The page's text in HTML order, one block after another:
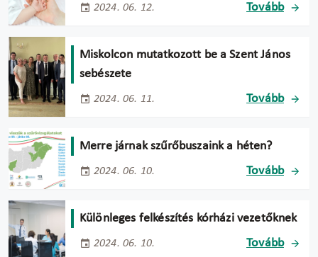
2024. 06. 12. Tovább
Miskolcon mutatkozott be a Szent János
sebészete
2024. 06. 11. Tovább
Merre járnak szűrőbuszaink a héten?
2024. 06. 10. Tovább
Különleges felkészítés kórházi vezetőknek
2024. 06. 10. Tovább